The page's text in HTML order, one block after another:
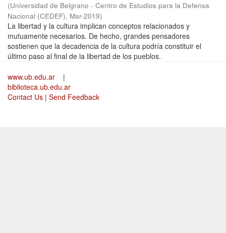
(Universidad de Belgrano - Centro de Estudios para la Defensa
Nacional (CEDEF), Mar-2019)
La libertad y la cultura implican conceptos relacionados y
mutuamente necesarios. De hecho, grandes pensadores
sostienen que la decadencia de la cultura podría constituir el
último paso al final de la libertad de los pueblos.
www.ub.edu.ar
|
biblioteca.ub.edu.ar
Contact Us | Send Feedback